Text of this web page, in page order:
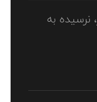
نرسیده به